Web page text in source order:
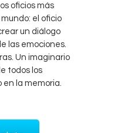
oficios más
el oficio
un diálogo
las emociones.
Un imaginario
todos los
en la memoria.